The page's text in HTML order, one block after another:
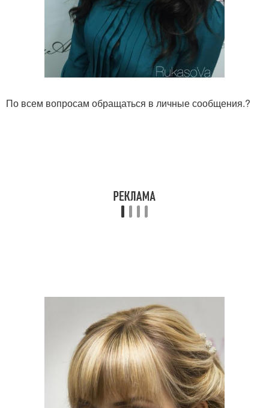
По всем вопросам обращаться в личные сообщения.?